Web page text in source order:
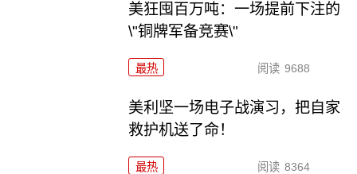
美狂囤百万吨：一场提前下注的
\"铜牌军备竞赛\"
最热 阅读 9688
美利坚一场电子战演习，把自家
救护机送了命！
最热 阅读 8364